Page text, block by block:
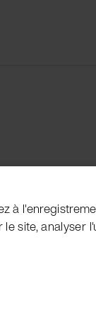
à
site, analyser